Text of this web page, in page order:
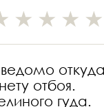
откуда
отбоя.
гуда.